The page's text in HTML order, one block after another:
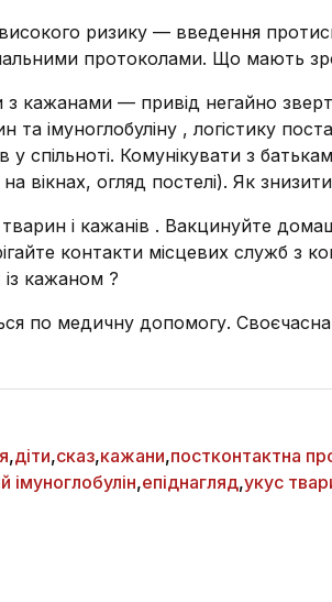
ризику — введення
протоколами. Що мають
кажанами — привід негайно
та імуноглобуліну , логістику
у спільноті. Комунікувати з
на вікнах, огляд постелі). Як
і кажанів . Вакцинуйте
контакти місцевих служб з
кажаном ?
по медичну допомогу. Своєчасна
,діти,сказ,кажани,постконтактна
імуноглобулін,епіднагляд,укус